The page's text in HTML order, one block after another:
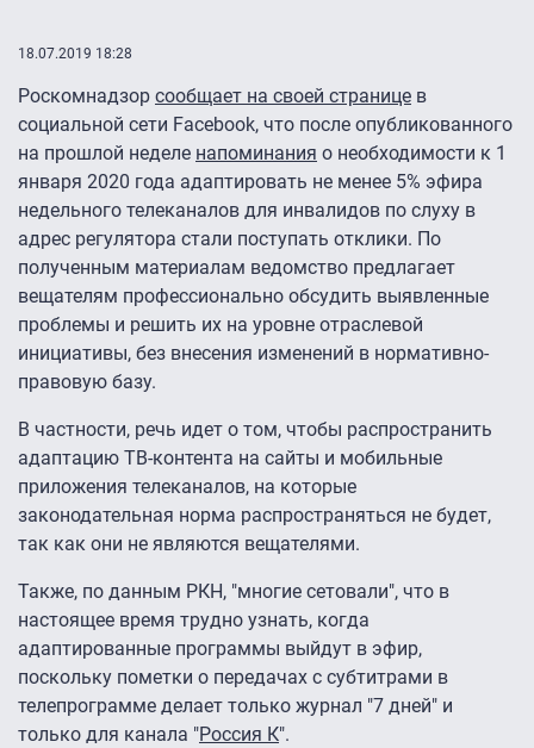
18.07.2019 18:28
Роскомнадзор сообщает на своей странице в
социальной сети Facebook, что после опубликованного
на прошлой неделе напоминания о необходимости к 1
января 2020 года адаптировать не менее 5% эфира
недельного телеканалов для инвалидов по слуху в
адрес регулятора стали поступать отклики. По
полученным материалам ведомство предлагает
вещателям профессионально обсудить выявленные
проблемы и решить их на уровне отраслевой
инициативы, без внесения изменений в нормативно-
правовую базу.
В частности, речь идет о том, чтобы распространить
адаптацию ТВ-контента на сайты и мобильные
приложения телеканалов, на которые
законодательная норма распространяться не будет,
так как они не являются вещателями.
Также, по данным РКН, "многие сетовали", что в
настоящее время трудно узнать, когда
адаптированные программы выйдут в эфир,
поскольку пометки о передачах с субтитрами в
телепрограмме делает только журнал "7 дней" и
только для канала "Россия К".